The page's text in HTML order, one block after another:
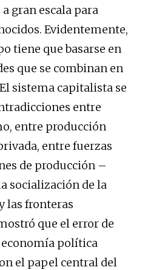
gran escala para
Evidentemente,
tiene que basarse en
que se combinan en
sistema capitalista se
entre
entre producción
entre fuerzas
de producción –
socialización de la
las fronteras
que el error de
política
el papel central del